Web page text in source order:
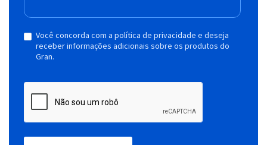
Você concorda com a política de privacidade e deseja
receber informações adicionais sobre os produtos do
Gran.